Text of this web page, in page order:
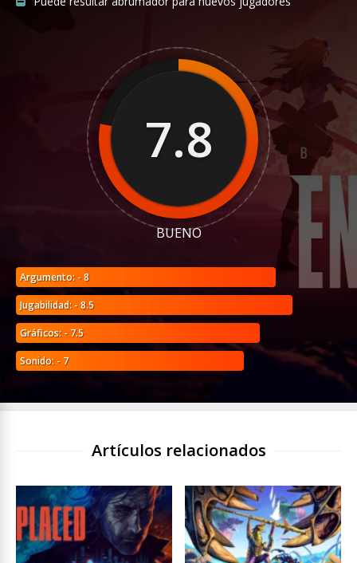
7.8
BUENO
Argumento: - 8
Jugabilidad: - 8.5
Gráficos: - 7.5
Sonido: - 7
Artículos relacionados